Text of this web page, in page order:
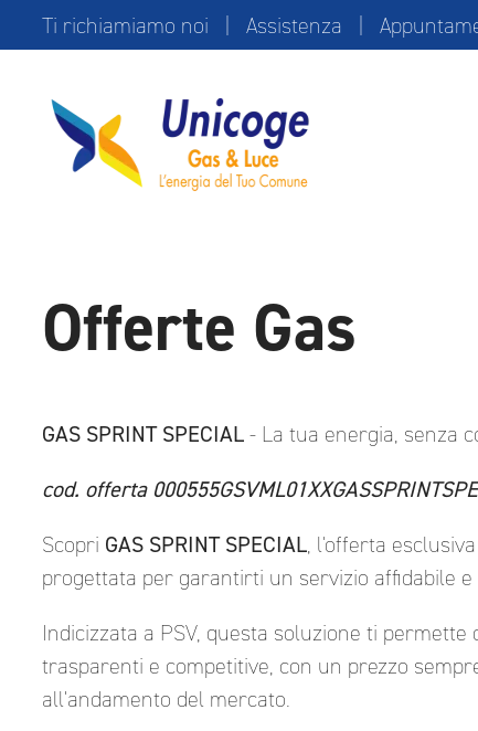
Ti richiamiamo noi | Assistenza |
Offerte Gas
GAS SPRINT SPECIAL- La tua energia, senza
cod. offerta
Scopri GAS SPRINT SPECIAL, l'offerta
progettata per garantirti un servizio affidabile e
Indicizzata a PSV, questa soluzione ti permette
trasparenti e competitive, con un prezzo
all'andamento del mercato.